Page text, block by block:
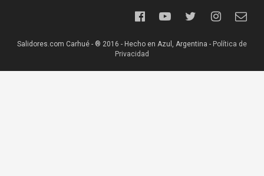
Salidores.com Carhué - ® 2016 - Hecho en Azul, Argentina - Política de
Privacidad